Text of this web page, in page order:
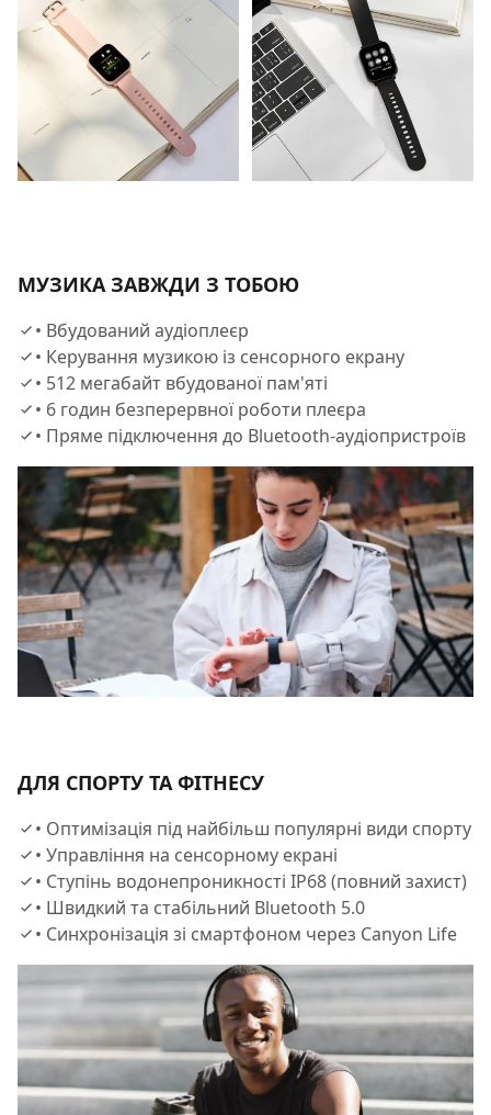
МУЗИКА ЗАВЖДИ З ТОБОЮ
• Вбудований аудіоплеєр
• Керування музикою із сенсорного екрану
• 512 мегабайт вбудованої пам'яті
• 6 годин безперервної роботи плеєра
• Пряме підключення до Bluetooth-аудіопристроїв
ДЛЯ СПОРТУ ТА ФІТНЕСУ
• Оптимізація під найбільш популярні види спорту
• Управління на сенсорному екрані
• Ступінь водонепроникності IP68 (повний захист)
• Швидкий та стабільний Bluetooth 5.0
• Синхронізація зі смартфоном через Canyon Life